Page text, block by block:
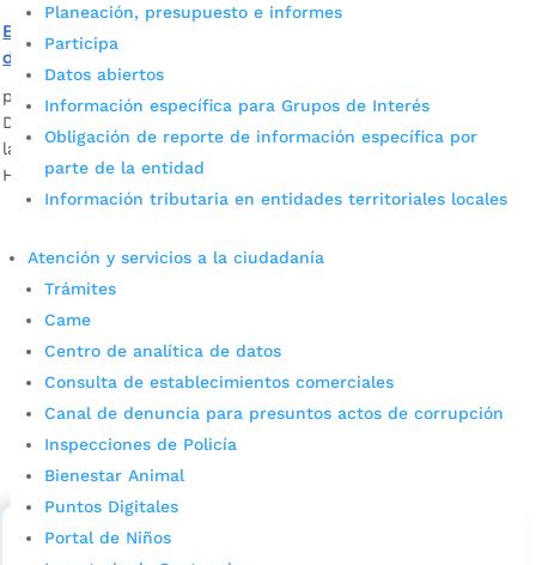
Planeación, presupuesto e informes
Participa
Datos abiertos
Información específica para Grupos de Interés
Obligación de reporte de información específica por
parte de la entidad
Información tributaria en entidades territoriales locales
Atención y servicios a la ciudadanía
Trámites
Came
Centro de analítica de datos
Consulta de establecimientos comerciales
Canal de denuncia para presuntos actos de corrupción
Inspecciones de Policía
Bienestar Animal
Puntos Digitales
Portal de Niños
Bucaramanga, sede del Encuentro de la Red Colombiana
de Historia Urbana
por Edgar Augusto Sánchez Ago 9, 2022 |Noticias
Desde el miércoles 10 y hasta el 12 de agosto se realizará en
la Casa de Bolivar el V encuentro de la Red Colombiana de
Historia Urbana “Poblados, ciudades y metrópolis”.
Cupos Escolares Bucaramanga 2022
Consulta aqui los pasos para inscribirse y solicitar un
cupo escolar en los colegios oficiales de
Bucaramanga.